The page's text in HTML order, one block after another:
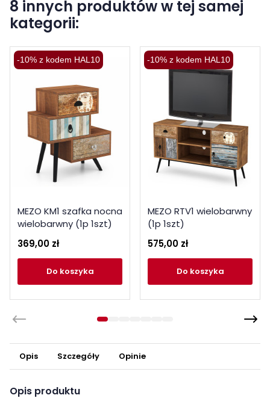
8 innych produktów w tej samej
kategorii:
-10% z kodem HAL10
MEZO KM1 szafka nocna
wielobarwny (1p 1szt)
369,00 zł
do koszyka
-10% z kodem HAL10
MEZO RTV1 wielobarwny
(1p 1szt)
575,00 zł
do koszyka
Opis Szczegóły Opinie
Opis produktu